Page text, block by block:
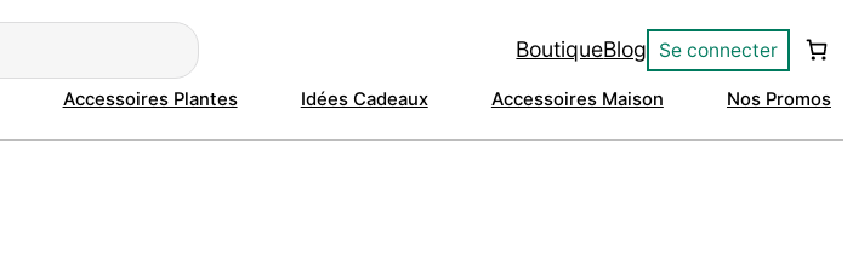
BoutiqueBlog Se connecter
Accessoires Plantes Idées Cadeaux Accessoires Maison Nos Promos